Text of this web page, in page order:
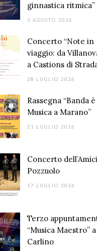
ginnastica ritmica”
3 AGOSTO 2026
Concerto “Note in
viaggio: da
a Castions di
28 LUGLIO 2026
Rassegna “Banda è
Musica a Marano”
21 LUGLIO 2026
Concerto
Pozzuolo
17 LUGLIO 2026
Terzo
“Musica Maestro” a
Carlino